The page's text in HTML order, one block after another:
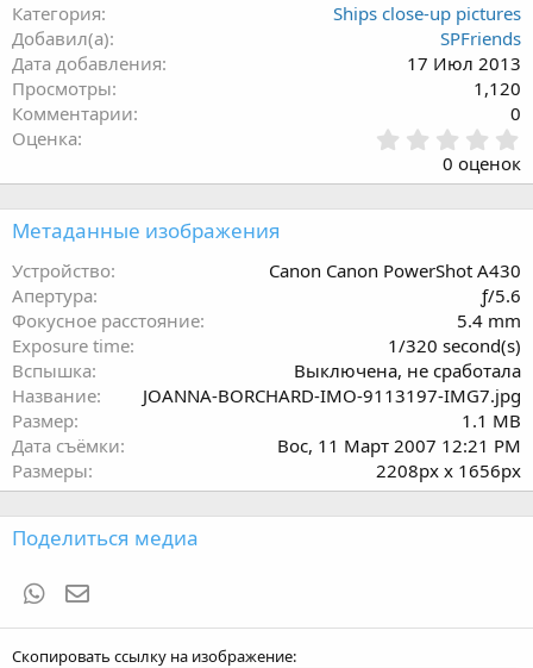
Категория
Ships close-up pictures
Добавил(а)
SPFriends
Дата добавления
17 Июл 2013
Просмотры
1,120
Комментарии
0
Оценка
.
0
0
0 оценок
Метаданные изображения
Устройство
Canon Canon PowerShot A430
Апертура
ƒ/5.6
Фокусное расстояние
5.4 mm
Exposure time
1/320 second(s)
Вспышка
Выключена, не сработала
Название
JOANNA-BORCHARD-IMO-9113197-IMG7.jpg
Размер
1.1 MB
Дата съёмки
Вос, 11 Март 2007 12:21 PM
Размеры
2208px x 1656px
Поделиться медиа
WhatsApp
Скопировать ссылку на изображение